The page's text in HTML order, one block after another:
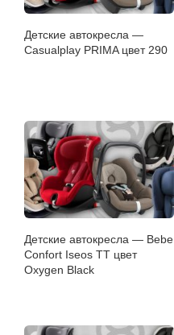
Детские автокресла —
Casualplay PRIMA цвет 290
Детские автокресла — Bebe
Confort Iseos TT цвет
Oxygen Black